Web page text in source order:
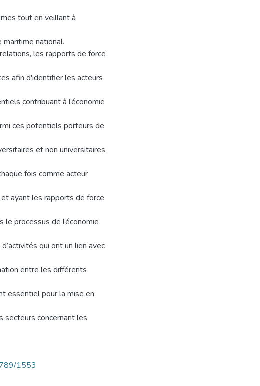
tout en veillant à
national.
les rapports de force
afin d'identifier les acteurs
contribuant à l’économie
ces potentiels porteurs de
et non universitaires
fois comme acteur
ayant les rapports de force
le processus de l’économie
qui ont un lien avec
entre les différents
essentiel pour la mise en
secteurs concernant les
1553